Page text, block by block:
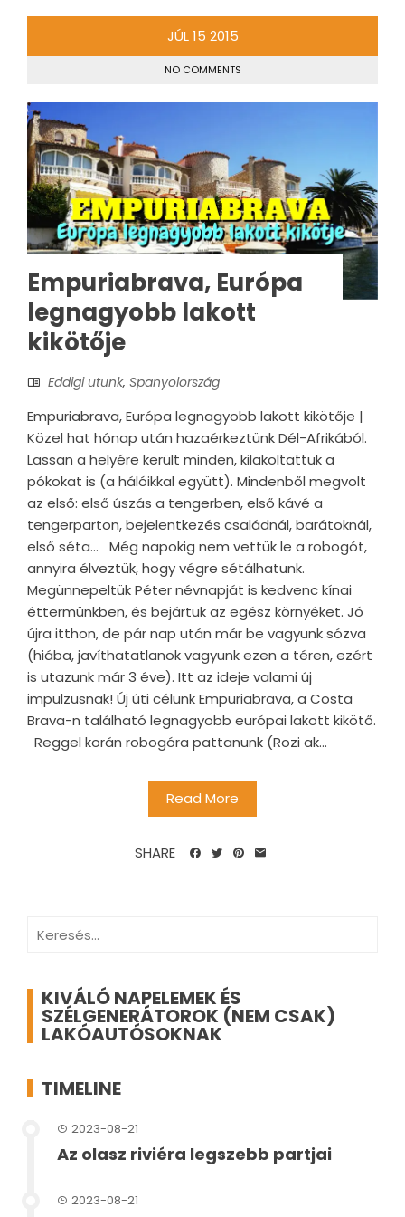
JÚL 15 2015
NO COMMENTS
Empuriabrava, Európa
legnagyobb lakott
kikötője
Eddigi utunk, Spanyolország
Empuriabrava, Európa legnagyobb lakott kikötője |
Közel hat hónap után hazaérkeztünk Dél-Afrikából.
Lassan a helyére került minden, kilakoltattuk a
pókokat is (a hálóikkal együtt). Mindenből megvolt
az első: első úszás a tengerben, első kávé a
tengerparton, bejelentkezés családnál, barátoknál,
első séta... Még napokig nem vettük le a robogót,
annyira élveztük, hogy végre sétálhatunk.
Megünnepeltük Péter névnapját is kedvenc kínai
éttermünkben, és bejártuk az egész környéket. Jó
újra itthon, de pár nap után már be vagyunk sózva
(hiába, javíthatatlanok vagyunk ezen a téren, ezért
is utazunk már 3 éve). Itt az ideje valami új
impulzusnak! Új úti célunk Empuriabrava, a Costa
Brava-n található legnagyobb európai lakott kikötő.
Reggel korán robogóra pattanunk (Rozi ak...
Read More
SHARE
Keresés:
KIVÁLÓ NAPELEMEK ÉS
SZÉLGENERÁTOROK (NEM CSAK)
LAKÓAUTÓSOKNAK
TIMELINE
2023-08-21
Az olasz riviéra legszebb partjai
2023-08-21